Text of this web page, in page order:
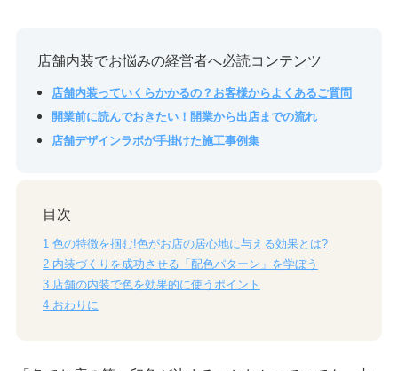
店舗内装でお悩みの経営者へ必読コンテンツ
店舗内装っていくらかかるの？お客様からよくあるご質問
開業前に読んでおきたい！開業から出店までの流れ
店舗デザインラボが手掛けた施工事例集
目次
1色の特徴を掴む!色がお店の居心地に与える効果とは?
2内装づくりを成功させる「配色パターン」を学ぼう
3店舗の内装で色を効果的に使うポイント
4おわりに